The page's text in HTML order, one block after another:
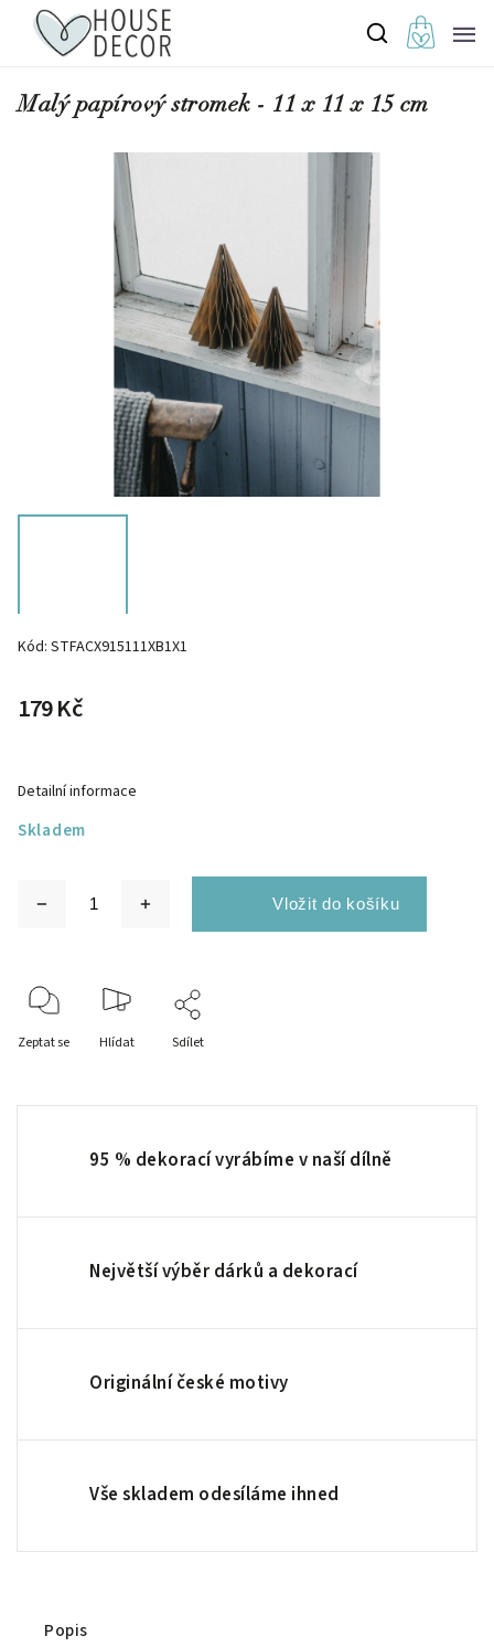
Malý papírový stromek - 11 x 11 x 15 cm
Kód: STFACX915111XB1X1
179 Kč
Skladem
Detailní informace
Zeptat se Hlídat Sdílet
95 % dekorací vyrábíme v naší dílně
Největší výběr dárků a dekorací
Originální české motivy
Vše skladem odesíláme ihned
Popis